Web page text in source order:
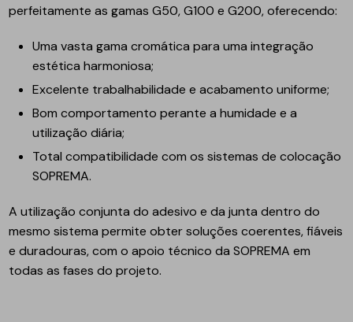
perfeitamente as gamas G50, G100 e G200, oferecendo:
Uma vasta gama cromática para uma integração
estética harmoniosa;
Excelente trabalhabilidade e acabamento uniforme;
Bom comportamento perante a humidade e a
utilização diária;
Total compatibilidade com os sistemas de colocação
SOPREMA.
A utilização conjunta do adesivo e da junta dentro do
mesmo sistema permite obter soluções coerentes, fiáveis
e duradouras, com o apoio técnico da SOPREMA em
todas as fases do projeto.